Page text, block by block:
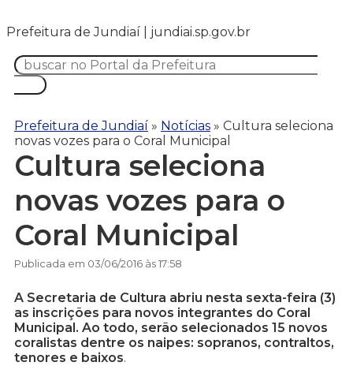
Prefeitura de Jundiaí | jundiai.sp.gov.br
Prefeitura de Jundiaí » Notícias » Cultura seleciona
novas vozes para o Coral Municipal
Cultura seleciona
novas vozes para o
Coral Municipal
Publicada em 03/06/2016 às 17:58
A Secretaria de Cultura abriu nesta sexta-feira (3)
as inscrições para novos integrantes do Coral
Municipal. Ao todo, serão selecionados 15 novos
coralistas dentre os naipes: sopranos, contraltos,
tenores e baixos.